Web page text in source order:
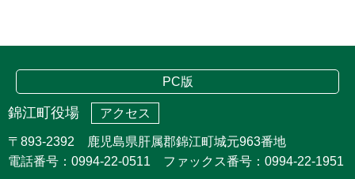
PC版
錦江町役場 アクセス
〒893-2392 鹿児島県肝属郡錦江町城元963番地
電話番号：0994-22-0511 ファックス番号：0994-22-1951